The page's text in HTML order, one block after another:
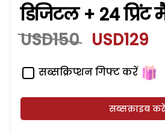
डिजिटल + 24
USD150 USD129
सब्सक्रिप्शन गिफ्ट करें
सब्सक्राइब करें